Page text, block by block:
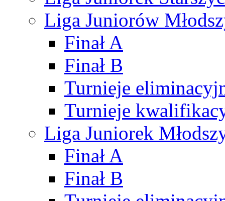
Liga Juniorów
Finał A
Finał B
Turnieje
Turnieje
Liga Juniorek
Finał A
Finał B